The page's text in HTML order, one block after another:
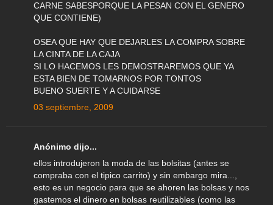
CARNE SABESPORQUE LA PESAN CON EL GENERO
QUE CONTIENE)
OSEA QUE HAY QUE DEJARLES LA COMPRA SOBRE
LA CINTA DE LA CAJA
SI LO HACEMOS LES DEMOSTRAREMOS QUE YA
ESTA BIEN DE TOMARNOS POR TONTOS
BUENO SUERTE Y A CUIDARSE
03 septiembre, 2009
Anónimo dijo...
ellos introdujeron la moda de las bolsitas (antes se
compraba con el tipico carrito) y sin embargo mira...,
esto es un negocio para que se ahoren las bolsas y nos
gastemos el dinero en bolsas reutilizables (como las